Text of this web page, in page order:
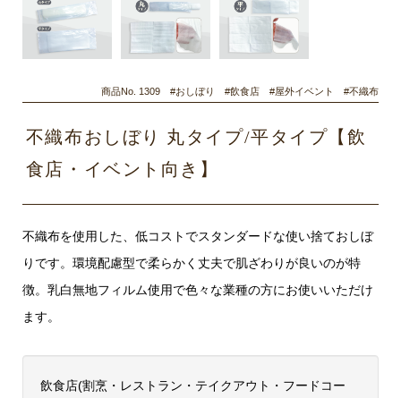
商品No. 1309 #おしぼり #飲食店 #屋外イベント #不織布
不織布おしぼり 丸タイプ/平タイプ【飲
食店・イベント向き】
不織布を使用した、低コストでスタンダードな使い捨ておしぼ
りです。環境配慮型で柔らかく丈夫で肌ざわりが良いのが特
徴。乳白無地フィルム使用で色々な業種の方にお使いいただけ
ます。
飲食店(割烹・レストラン・テイクアウト・フードコー